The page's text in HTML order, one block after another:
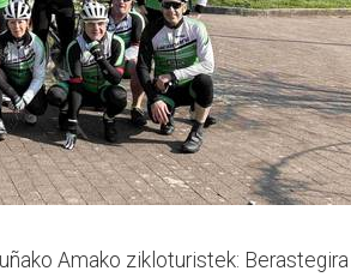
Amako zikloturistek: Berastegira